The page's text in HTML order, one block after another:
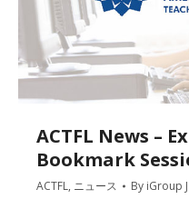
ACTFL News –
Bookmark
ACTFL, ニュース By iGroup